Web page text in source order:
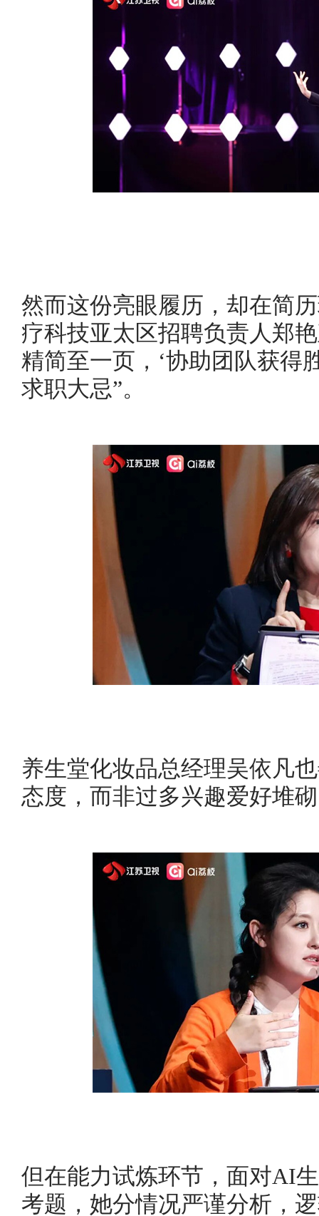
然而这份亮眼履历，却在简
疗科技亚太区招聘负责人郑
精简至一页，‘协助团队获得
求职大忌”。
养生堂化妆品总经理吴依凡
态度，而非过多兴趣爱好堆
但在能力试炼环节，面对AI
考题，她分情况严谨分析，